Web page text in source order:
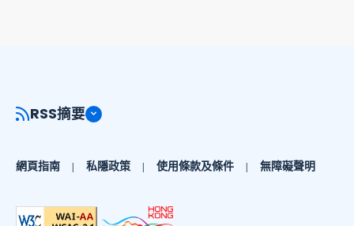
RSS摘要
網頁指南 私隱政策 使用條款及條件 無障礙聲明